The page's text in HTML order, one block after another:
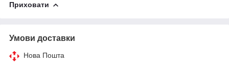
Приховати
Умови доставки
Нова Пошта